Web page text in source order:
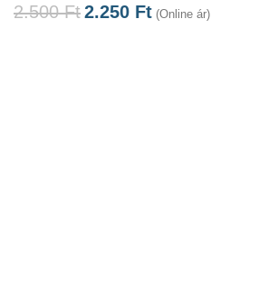
2.500Ft2.250 Ft (Online ár)